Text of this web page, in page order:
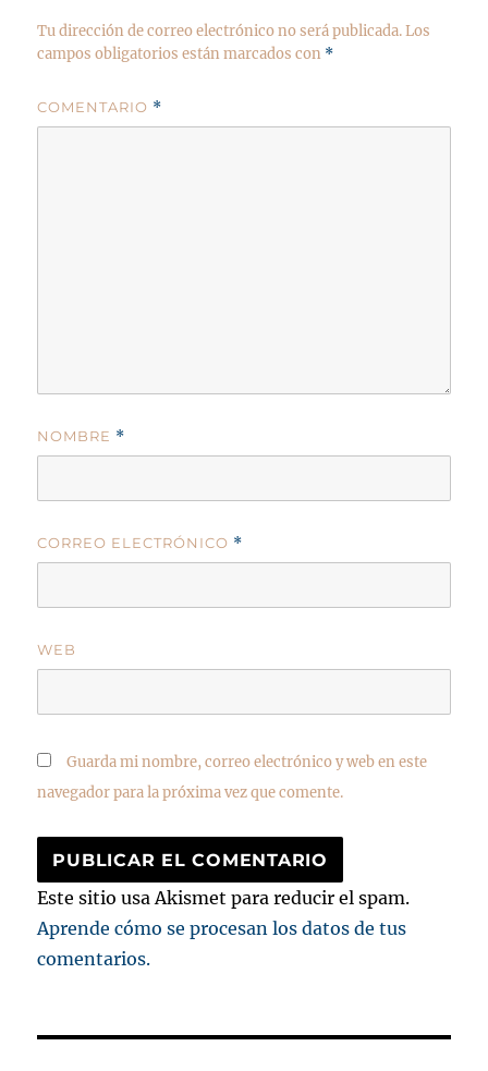
Tu dirección de correo electrónico no será publicada. Los
campos obligatorios están marcados con *
COMENTARIO *
NOMBRE *
CORREO ELECTRÓNICO *
WEB
Guarda mi nombre, correo electrónico y web en este
navegador para la próxima vez que comente.
Este sitio usa Akismet para reducir el spam.
Aprende cómo se procesan los datos de tus
comentarios.